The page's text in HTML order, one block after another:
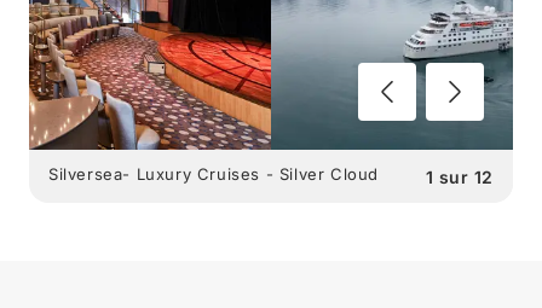
1 sur 12
Silversea- Luxury Cruises - Silver Cloud